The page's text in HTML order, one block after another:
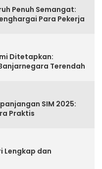
Penuh Semangat:
Para Pekerja
Ditetapkan:
Terendah
SIM 2025:
Praktis
Lengkap dan